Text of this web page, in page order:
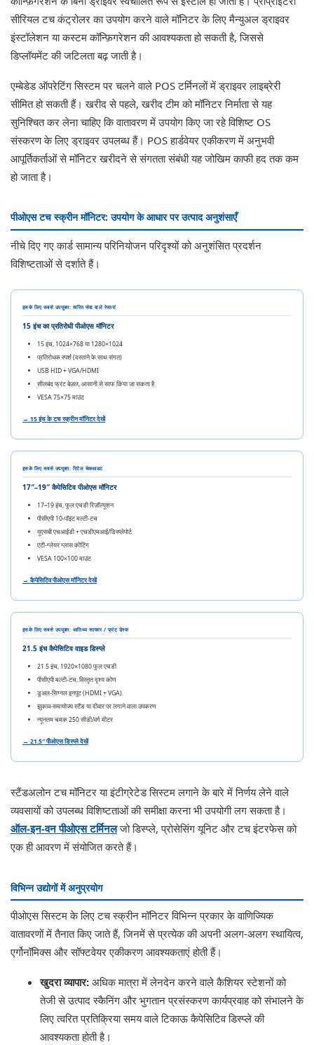
सीरियल टच कंट्रोलर का उपयोग करने वाले मॉनिटर के लिए मैन्युअल ड्राइवर
इंस्टॉलेशन या कस्टम कॉन्फ़िगरेशन की आवश्यकता हो सकती है, जिससे
डिप्लॉयमेंट की जटिलता बढ़ जाती है।
एम्बेडेड ऑपरेटिंग सिस्टम पर चलने वाले POS टर्मिनलों में ड्राइवर लाइब्रेरी
सीमित हो सकती हैं। खरीद से पहले, खरीद टीम को मॉनिटर निर्माता से यह
सुनिश्चित कर लेना चाहिए कि वातावरण में उपयोग किए जा रहे विशिष्ट OS
संस्करण के लिए ड्राइवर उपलब्ध हैं। POS हार्डवेयर एकीकरण में अनुभवी
आपूर्तिकर्ताओं से मॉनिटर खरीदने से संगतता संबंधी यह जोखिम काफी हद तक कम
हो जाता है।
पीओएस टच स्क्रीन मॉनिटर: उपयोग के आधार पर उत्पाद अनुशंसाएँ
नीचे दिए गए कार्ड सामान्य परिनियोजन परिदृश्यों को अनुशंसित प्रदर्शन
विशिष्टताओं से दर्शाते हैं।
इसके लिए सबसे उपयुक्त: त्वरित सेवा वाले रेस्तरां
15 इंच का प्रतिरोधी पीओएस मॉनिटर
15 इंच, 1024×768 या 1280×1024
प्रतिरोधक स्पर्श (दस्ताने के साथ संगत)
USB HID + VGA/HDMI
सीलबंद फ्रंट बेज़ल, आसानी से साफ किया जा सकता है
VESA 75×75 माउंट
→ 15 इंच के टच स्क्रीन मॉनिटर देखें
इसके लिए सबसे उपयुक्त: रिटेल चेकआउट
17″–19″ कैपेसिटिव पीओएस मॉनिटर
17–19 इंच, फुल एचडी रिज़ॉल्यूशन
पीसीएपी 10-पॉइंट मल्टी-टच
यूएसबी एचआईडी + एचडीएमआई/डिस्प्लेपोर्ट
एंटी-ग्लेयर ग्लास कोटिंग
VESA 100×100 माउंट
→ कैपेसिटिव पीओएस मॉनिटर देखें
इसके लिए सबसे उपयुक्त: आतिथ्य सत्कार / फ्रंट डेस्क
21.5 इंच कैपेसिटिव वाइड डिस्प्ले
21.5 इंच, 1920×1080 फुल एचडी
पीसीएपी मल्टी-टच, विस्तृत दृश्य कोण
डुअल-सिग्नल इनपुट (HDMI + VGA)
झुकाव-समायोज्य स्टैंड या दीवार पर लगाने वाला उपकरण
न्यूनतम चमक 250 सीडी/वर्ग मीटर
→ 21.5″ पीओएस डिस्प्ले देखें
स्टैंडअलोन टच मॉनिटर या इंटीग्रेटेड सिस्टम लगाने के बारे में निर्णय लेने वाले
व्यवसायों को उपलब्ध विशिष्टताओं की समीक्षा करना भी उपयोगी लग सकता है।
ऑल-इन-वन पीओएस टर्मिनलजो डिस्प्ले, प्रोसेसिंग यूनिट और टच इंटरफेस को
एक ही आवरण में संयोजित करते हैं।
विभिन्न उद्योगों में अनुप्रयोग
पीओएस सिस्टम के लिए टच स्क्रीन मॉनिटर विभिन्न प्रकार के वाणिज्यिक
वातावरणों में तैनात किए जाते हैं, जिनमें से प्रत्येक की अपनी अलग-अलग स्थायित्व,
एर्गोनॉमिक्स और सॉफ्टवेयर एकीकरण आवश्यकताएं होती हैं।
खुदरा व्यापार: अधिक मात्रा में लेनदेन करने वाले कैशियर स्टेशनों को
तेजी से उत्पाद स्कैनिंग और भुगतान प्रसंस्करण कार्यप्रवाह को संभालने के
लिए त्वरित प्रतिक्रिया समय वाले टिकाऊ कैपेसिटिव डिस्प्ले की
आवश्यकता होती है।